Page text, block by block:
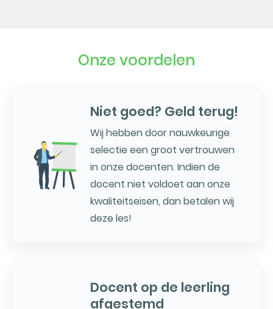
Onze voordelen
Niet goed? Geld terug!
Wij hebben door nauwkeurige
selectie een groot vertrouwen
in onze docenten. Indien de
docent niet voldoet aan onze
kwaliteitseisen, dan betalen wij
deze les!
Docent op de leerling
afgestemd